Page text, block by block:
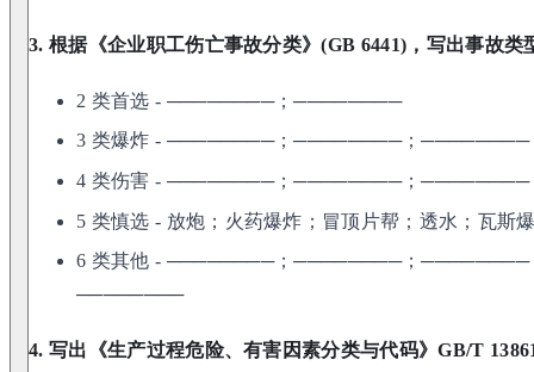
3. 根据《企业职工伤亡事故分类》(GB 6441)，写出事故类
2 类首选 - ────────；────────
3 类爆炸 - ────────；────────；────────
4 类伤害 - ────────；────────；
5 类慎选 - 放炮；火药爆炸；冒顶片帮；透水；瓦斯
6 类其他 - ────────；────────；
────────
4. 写出《生产过程危险、有害因素分类与代码》GB/T